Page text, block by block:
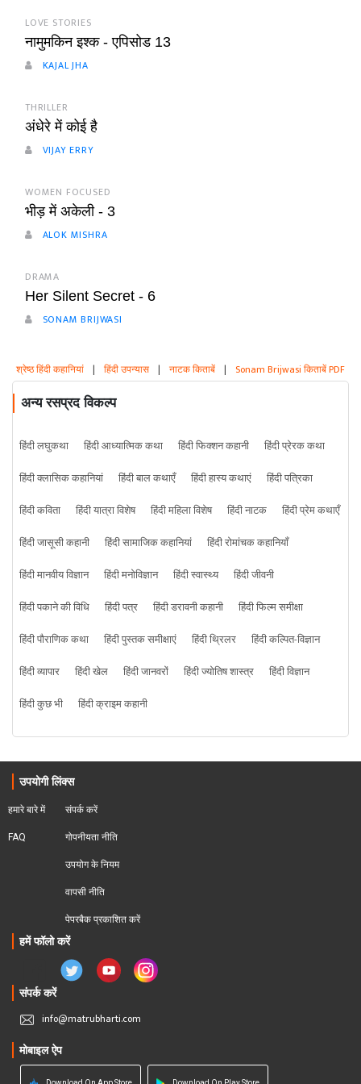
LOVE STORIES
नामुमकिन इश्क - एपिसोड 13
KAJAL JHA
THRILLER
अंधेरे में कोई है
VIJAY ERRY
WOMEN FOCUSED
भीड़ में अकेली - 3
ALOK MISHRA
DRAMA
Her Silent Secret - 6
SONAM BRIJWASI
श्रेष्ठ हिंदी कहानियां | हिंदी उपन्यास | नाटक किताबें | Sonam Brijwasi किताबें PDF
अन्य रसप्रद विकल्प
हिंदी लघुकथा हिंदी आध्यात्मिक कथा हिंदी फिक्शन कहानी
हिंदी प्रेरक कथा
हिंदी क्लासिक कहानियां
हिंदी बाल कथाएँ हिंदी हास्य कथाएं
हिंदी पत्रिका
हिंदी कविता
हिंदी यात्रा विशेष हिंदी महिला विशेष हिंदी नाटक
हिंदी प्रेम कथाएँ
हिंदी जासूसी कहानी
हिंदी सामाजिक कहानियां
हिंदी रोमांचक कहानियाँ
हिंदी मानवीय विज्ञान
हिंदी मनोविज्ञान हिंदी स्वास्थ्य
हिंदी जीवनी
हिंदी पकाने की विधि
हिंदी पत्र हिंदी डरावनी कहानी
हिंदी फिल्म समीक्षा
हिंदी पौराणिक कथा
हिंदी पुस्तक समीक्षाएं हिंदी थ्रिलर
हिंदी कल्पित-विज्ञान
हिंदी व्यापार
हिंदी खेल हिंदी जानवरों हिंदी ज्योतिष शास्त्र
हिंदी विज्ञान
हिंदी कुछ भी
हिंदी क्राइम कहानी
उपयोगी लिंक्स
हमारे बारे में
FAQ
संपर्क करें
गोपनीयता नीति
उपयोग के नियम
वापसी नीति
पेपरबैक प्रकाशित करें
हमें फॉलो करें
संपर्क करें
info@matrubharti.com
मोबाइल ऐप